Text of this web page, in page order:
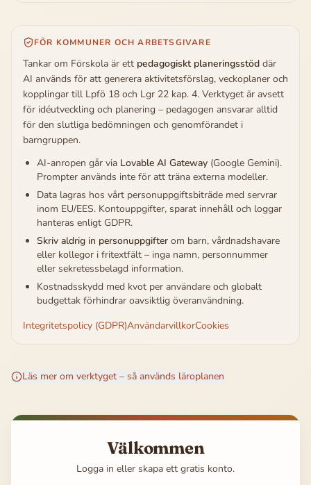
FÖR KOMMUNER OCH ARBETSGIVARE
Tankar om Förskola är ett pedagogiskt planeringsstöd där
AI används för att generera aktivitetsförslag, veckoplaner och
kopplingar till Lpfö 18 och Lgr 22 kap. 4. Verktyget är avsett
för idéutveckling och planering – pedagogen ansvarar alltid
för den slutliga bedömningen och genomförandet i
barngruppen.
AI-anropen går via Lovable AI Gateway (Google Gemini).
Prompter används inte för att träna externa modeller.
Data lagras hos vårt personuppgiftsbiträde med servrar
inom EU/EES. Kontouppgifter, sparat innehåll och loggar
hanteras enligt GDPR.
Skriv aldrig in personuppgifter om barn, vårdnadshavare
eller kollegor i fritextfält – inga namn, personnummer
eller sekretessbelagd information.
Kostnadsskydd med kvot per användare och globalt
budgettak förhindrar oavsiktlig överanvändning.
Integritetspolicy (GDPR)AnvändarvillkorCookies
Läs mer om verktyget – så används läroplanen
Välkommen
Logga in eller skapa ett gratis konto.